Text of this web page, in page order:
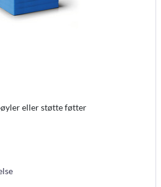
eller støtte føtter